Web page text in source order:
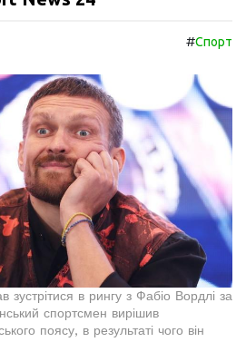
#Спорт
зустрітися в рингу з Фабіо Вордлі за
спортсмен вирішив
поясу, в результаті чого він